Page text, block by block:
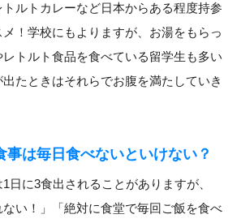
ルトカレーなど日本からある程度持参
！学校にもよりますが、お湯をもらっ
トルト食品を食べている留学生も多い
たときはそれらでお腹を満たしていき
は毎日食べないといけない？
日に3食出されることがありますが、
ない！」「絶対に食堂で毎回ご飯を食べ